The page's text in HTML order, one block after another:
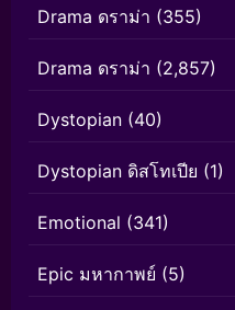
Drama ดราม่า (355)
Drama ดราม่า (2,857)
Dystopian (40)
Dystopian ดิสโทเปีย (1)
Emotional (341)
Epic มหากาพย์ (5)